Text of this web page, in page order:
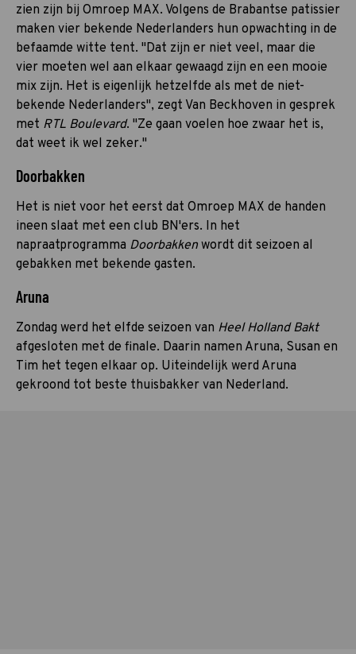
zien zijn bij Omroep MAX. Volgens de Brabantse patissier
maken vier bekende Nederlanders hun opwachting in de
befaamde witte tent. "Dat zijn er niet veel, maar die
vier moeten wel aan elkaar gewaagd zijn en een mooie
mix zijn. Het is eigenlijk hetzelfde als met de niet-
bekende Nederlanders", zegt Van Beckhoven in gesprek
met RTL Boulevard. "Ze gaan voelen hoe zwaar het is,
dat weet ik wel zeker."
Doorbakken
Het is niet voor het eerst dat Omroep MAX de handen
ineen slaat met een club BN'ers. In het
napraatprogramma Doorbakken wordt dit seizoen al
gebakken met bekende gasten.
Aruna
Zondag werd het elfde seizoen van Heel Holland Bakt
afgesloten met de finale. Daarin namen Aruna, Susan en
Tim het tegen elkaar op. Uiteindelijk werd Aruna
gekroond tot beste thuisbakker van Nederland.